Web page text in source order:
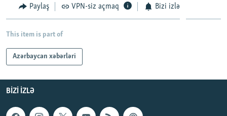
Paylaş VPN-siz açmaq Bizi izlə
This item is part of
Azərbaycan xəbərləri
BIZI IZLƏ